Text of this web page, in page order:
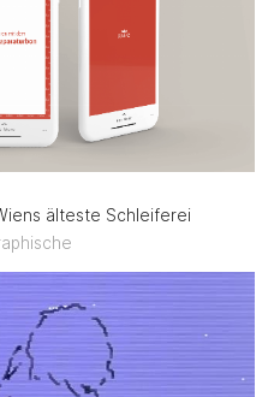
älteste Schleiferei